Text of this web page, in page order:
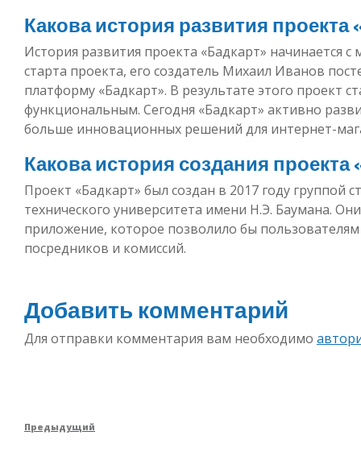
Какова история развития проекта
История развития проекта «Бадкарт» начинается
старта проекта, его создатель Михаил Иванов
платформу «Бадкарт». В результате этого проект
функциональным. Сегодня «Бадкарт» активно
больше инновационных решений для интернет-
Какова история создания проекта
Проект «Бадкарт» был создан в 2017 году группой
технического университета имени Н.Э. Баумана.
приложение, которое позволило бы
посредников и комиссий.
Добавить комментарий
Для отправки комментария вам необходимо
Навигация
Предыдущая
Предыдущий